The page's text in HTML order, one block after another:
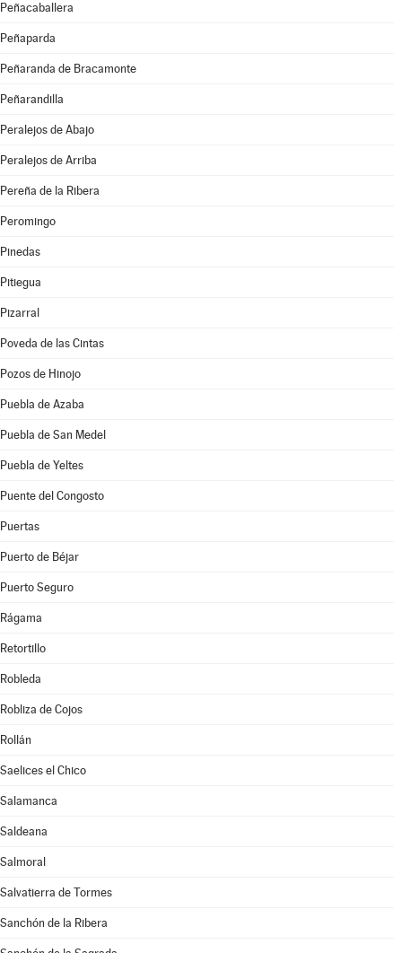
Peñacaballera
Peñaparda
Peñaranda de Bracamonte
Peñarandilla
Peralejos de Abajo
Peralejos de Arriba
Pereña de la Ribera
Peromingo
Pinedas
Pitiegua
Pizarral
Poveda de las Cintas
Pozos de Hinojo
Puebla de Azaba
Puebla de San Medel
Puebla de Yeltes
Puente del Congosto
Puertas
Puerto de Béjar
Puerto Seguro
Rágama
Retortillo
Robleda
Robliza de Cojos
Rollán
Saelices el Chico
Salamanca
Saldeana
Salmoral
Salvatierra de Tormes
Sanchón de la Ribera